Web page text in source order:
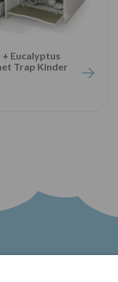
Eucalyptus
Trap Kinder